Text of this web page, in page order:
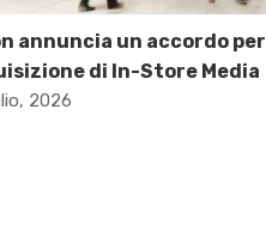
annuncia un accordo per
di In-Store Media
2026